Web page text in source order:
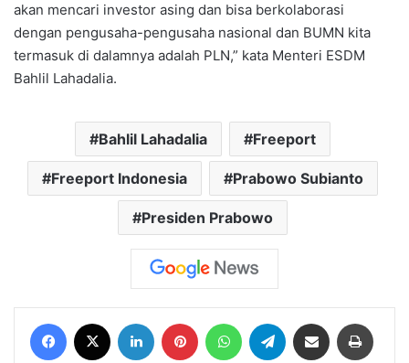
akan mencari investor asing dan bisa berkolaborasi
dengan pengusaha-pengusaha nasional dan BUMN kita
termasuk di dalamnya adalah PLN,” kata Menteri ESDM
Bahlil Lahadalia.
Bahlil Lahadalia Freeport
Freeport Indonesia Prabowo Subianto
Presiden Prabowo
Facebook LinkedIn Pinterest WhatsAppTelegram Share via Email